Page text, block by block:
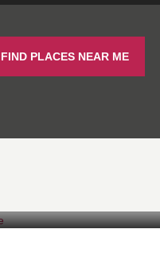
FIND PLACES NEAR ME